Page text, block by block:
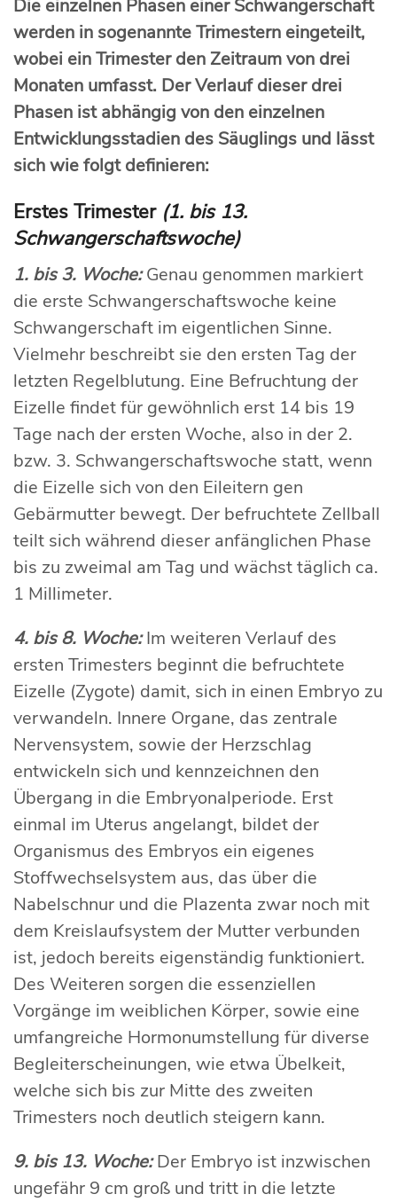
Die einzelnen Phasen einer Schwangerschaft
werden in sogenannte Trimestern eingeteilt,
wobei ein Trimester den Zeitraum von drei
Monaten umfasst. Der Verlauf dieser drei
Phasen ist abhängig von den einzelnen
Entwicklungsstadien des Säuglings und lässt
sich wie folgt definieren:
Erstes Trimester (1. bis 13.
Schwangerschaftswoche)
1. bis 3. Woche:Genau genommen markiert
die erste Schwangerschaftswoche keine
Schwangerschaft im eigentlichen Sinne.
Vielmehr beschreibt sie den ersten Tag der
letzten Regelblutung. Eine Befruchtung der
Eizelle findet für gewöhnlich erst 14 bis 19
Tage nach der ersten Woche, also in der 2.
bzw. 3. Schwangerschaftswoche statt, wenn
die Eizelle sich von den Eileitern gen
Gebärmutter bewegt. Der befruchtete Zellball
teilt sich während dieser anfänglichen Phase
bis zu zweimal am Tag und wächst täglich ca.
1 Millimeter.
4. bis 8. Woche:Im weiteren Verlauf des
ersten Trimesters beginnt die befruchtete
Eizelle (Zygote) damit, sich in einen Embryo zu
verwandeln. Innere Organe, das zentrale
Nervensystem, sowie der Herzschlag
entwickeln sich und kennzeichnen den
Übergang in die Embryonalperiode. Erst
einmal im Uterus angelangt, bildet der
Organismus des Embryos ein eigenes
Stoffwechselsystem aus, das über die
Nabelschnur und die Plazenta zwar noch mit
dem Kreislaufsystem der Mutter verbunden
ist, jedoch bereits eigenständig funktioniert.
Des Weiteren sorgen die essenziellen
Vorgänge im weiblichen Körper, sowie eine
umfangreiche Hormonumstellung für diverse
Begleiterscheinungen, wie etwa Übelkeit,
welche sich bis zur Mitte des zweiten
Trimesters noch deutlich steigern kann.
9. bis 13. Woche:Der Embryo ist inzwischen
ungefähr 9 cm groß und tritt in die letzte